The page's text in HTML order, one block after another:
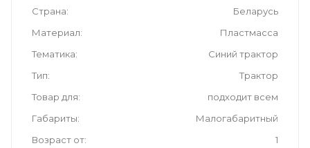
Страна
Беларусь
Материал
Пластмасса
Тематика
Синий трактор
Тип
Трактор
Товар для
подходит всем
Габариты
Малогабаритный
Возраст от
1